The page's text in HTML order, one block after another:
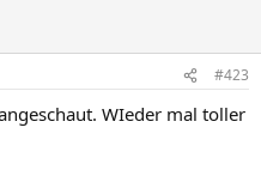
#423
WIeder mal toller